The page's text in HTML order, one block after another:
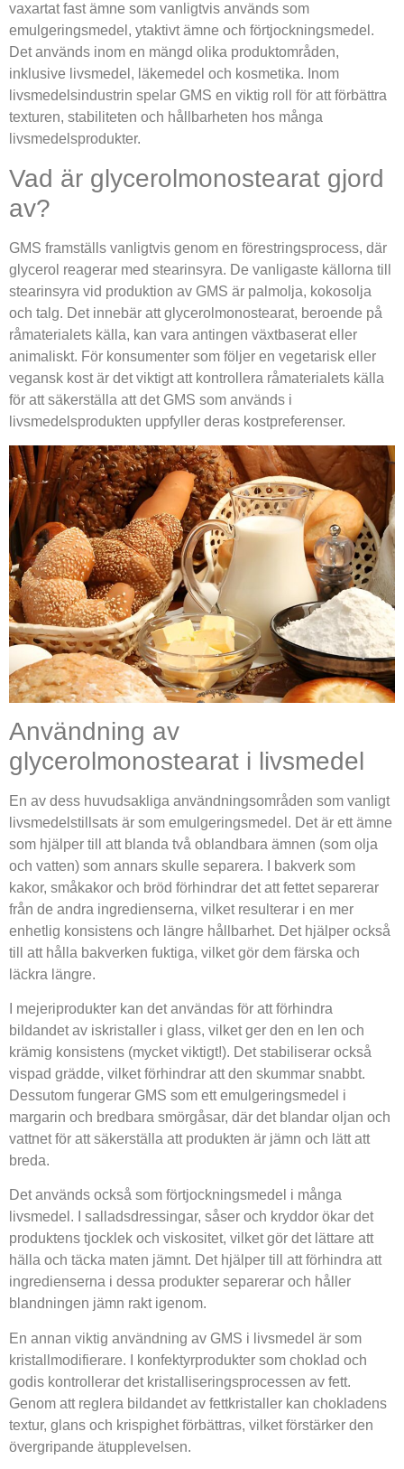
vaxartat fast ämne som vanligtvis används som
emulgeringsmedel, ytaktivt ämne och förtjockningsmedel.
Det används inom en mängd olika produktområden,
inklusive livsmedel, läkemedel och kosmetika. Inom
livsmedelsindustrin spelar GMS en viktig roll för att förbättra
texturen, stabiliteten och hållbarheten hos många
livsmedelsprodukter.
Vad är glycerolmonostearat gjord
av?
GMS framställs vanligtvis genom en förestringsprocess, där
glycerol reagerar med stearinsyra. De vanligaste källorna till
stearinsyra vid produktion av GMS är palmolja, kokosolja
och talg. Det innebär att glycerolmonostearat, beroende på
råmaterialets källa, kan vara antingen växtbaserat eller
animaliskt. För konsumenter som följer en vegetarisk eller
vegansk kost är det viktigt att kontrollera råmaterialets källa
för att säkerställa att det GMS som används i
livsmedelsprodukten uppfyller deras kostpreferenser.
Användning av
glycerolmonostearat i livsmedel
En av dess huvudsakliga användningsområden som vanligt
livsmedelstillsats är som emulgeringsmedel. Det är ett ämne
som hjälper till att blanda två oblandbara ämnen (som olja
och vatten) som annars skulle separera. I bakverk som
kakor, småkakor och bröd förhindrar det att fettet separerar
från de andra ingredienserna, vilket resulterar i en mer
enhetlig konsistens och längre hållbarhet. Det hjälper också
till att hålla bakverken fuktiga, vilket gör dem färska och
läckra längre.
I mejeriprodukter kan det användas för att förhindra
bildandet av iskristaller i glass, vilket ger den en len och
krämig konsistens (mycket viktigt!). Det stabiliserar också
vispad grädde, vilket förhindrar att den skummar snabbt.
Dessutom fungerar GMS som ett emulgeringsmedel i
margarin och bredbara smörgåsar, där det blandar oljan och
vattnet för att säkerställa att produkten är jämn och lätt att
breda.
Det används också som förtjockningsmedel i många
livsmedel. I salladsdressingar, såser och kryddor ökar det
produktens tjocklek och viskositet, vilket gör det lättare att
hälla och täcka maten jämnt. Det hjälper till att förhindra att
ingredienserna i dessa produkter separerar och håller
blandningen jämn rakt igenom.
En annan viktig användning av GMS i livsmedel är som
kristallmodifierare. I konfektyrprodukter som choklad och
godis kontrollerar det kristalliseringsprocessen av fett.
Genom att reglera bildandet av fettkristaller kan chokladens
textur, glans och krispighet förbättras, vilket förstärker den
övergripande ätupplevelsen.